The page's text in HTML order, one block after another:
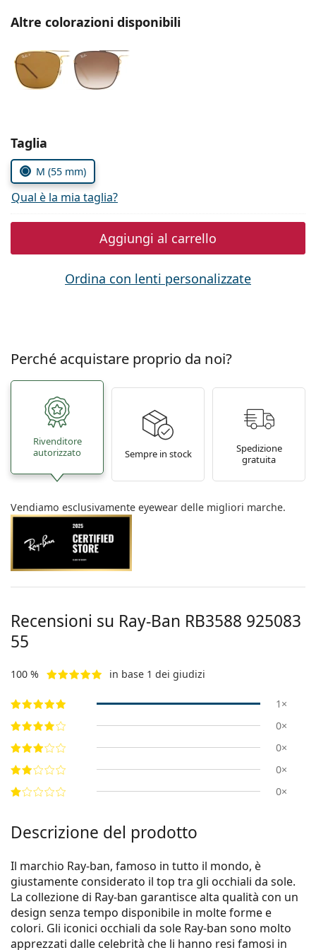
Tutte le marche
Altre colorazioni disponibili
Seleziona i parametri
Taglia
M (55 mm)
Qual è la mia taglia?
Aggiungi al carrello
Ordina con lenti personalizzate
Perché acquistare proprio da noi?
Rivenditore
autorizzato
Sempre in stock
Spedizione
gratuita
Vendiamo esclusivamente eyewear delle migliori marche.
Recensioni su Ray-Ban RB3588 925083
55
100 % in base 1 dei giudizi
1×
0×
0×
0×
0×
Descrizione del prodotto
Il marchio Ray-ban, famoso in tutto il mondo, è
giustamente considerato il top tra gli occhiali da sole.
La collezione di Ray-ban garantisce alta qualità con un
design senza tempo disponibile in molte forme e
colori. Gli iconici occhiali da sole Ray-ban sono molto
apprezzati dalle celebrità che li hanno resi famosi in